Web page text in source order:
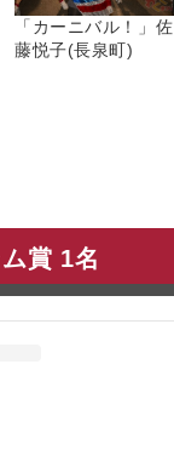
「カーニバル！」佐
藤悦子(長泉町)
賞 1名